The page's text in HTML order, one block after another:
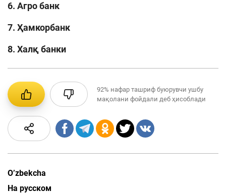
6. Агро банк
7. Ҳамкорбанк
8. Халқ банки
92% нафар ташриф буюрувчи ушбу
мақолани фойдали деб ҳисоблади
O’zbekcha
На русском